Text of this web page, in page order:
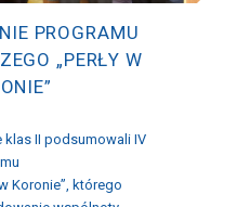
PROGRAMU
„PERŁY W
klas II podsumowali IV
Koronie”, którego